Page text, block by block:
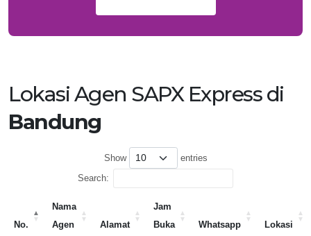
Lokasi Agen SAPX Express di
Bandung
Show
entries
Search:
No.
Nama
Agen
Alamat
Jam
Buka
Whatsapp Lokasi